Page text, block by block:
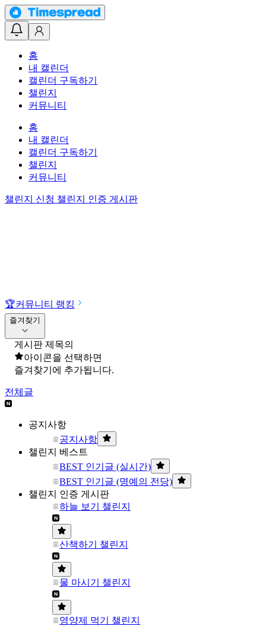
홈
내 캘린더
캘린더 구독하기
챌린지
커뮤니티
홈
내 캘린더
캘린더 구독하기
챌린지
커뮤니티
챌린지 신청 챌린지 인증 게시판
🏆커뮤니티 랭킹
즐겨찾기
게시판 제목의
아이콘을 선택하면
즐겨찾기에 추가됩니다.
전체글
공지사항
공지사항
챌린지 베스트
BEST 인기글 (실시간)
BEST 인기글 (명예의 전당)
챌린지 인증 게시판
하늘 보기 챌린지
산책하기 챌린지
물 마시기 챌린지
영양제 먹기 챌린지